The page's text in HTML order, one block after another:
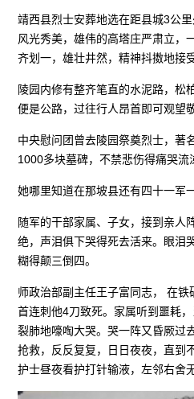
靖西县烈士安葬地选在距县城3公
风光秀美，雄伟的高塔庄严肃立，
齐划一，雄壮井然，精神抖擞地接
陵园内修有整齐笔直的水泥路，松
便是公路，过往行人昂首即可观望
中央慰问团曾去陵园祭奠烈士，著
1000多块墓碑，不禁悲伤得痛哭流
她哪里知道在那坡县还有四十一军
随军的干部家属、子女，接到亲人
绝，声泪俱下哭得死去活来。眼泪
糊得颠三倒四。
师政治部副主任王子富同志， 在
首连刺他4刀致死。家属听到噩耗
裂肺地嚎啕大哭。哭一阵又昏厥过
抢救，反反复复，日日夜夜，直到
护士昼夜看护打针输液，左邻右舍